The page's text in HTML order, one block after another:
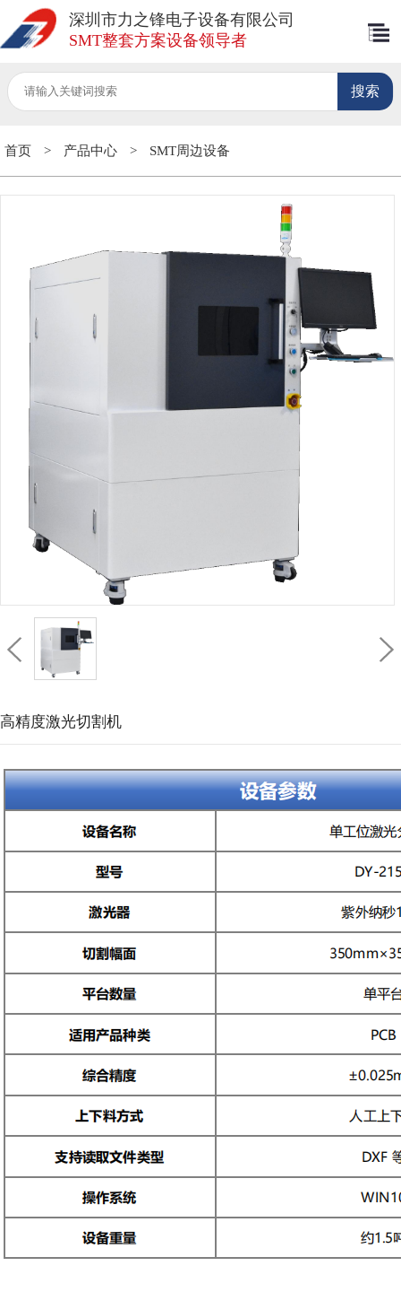
深圳市力之锋电子设备有限公司
SMT整套方案设备领导者
首页 > 产品中心 > SMT周边设备
高精度激光切割机